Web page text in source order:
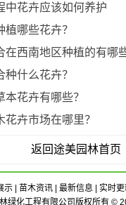
中花卉应该如何养护
哪些花卉？
在西南地区种植的有哪
什么花卉？
本花卉有哪些？
花卉市场在哪里？
返回途美园林首页
示 | 苗木资讯 | 最新信息 | 实时
绿化工程有限公司版权所有 ©